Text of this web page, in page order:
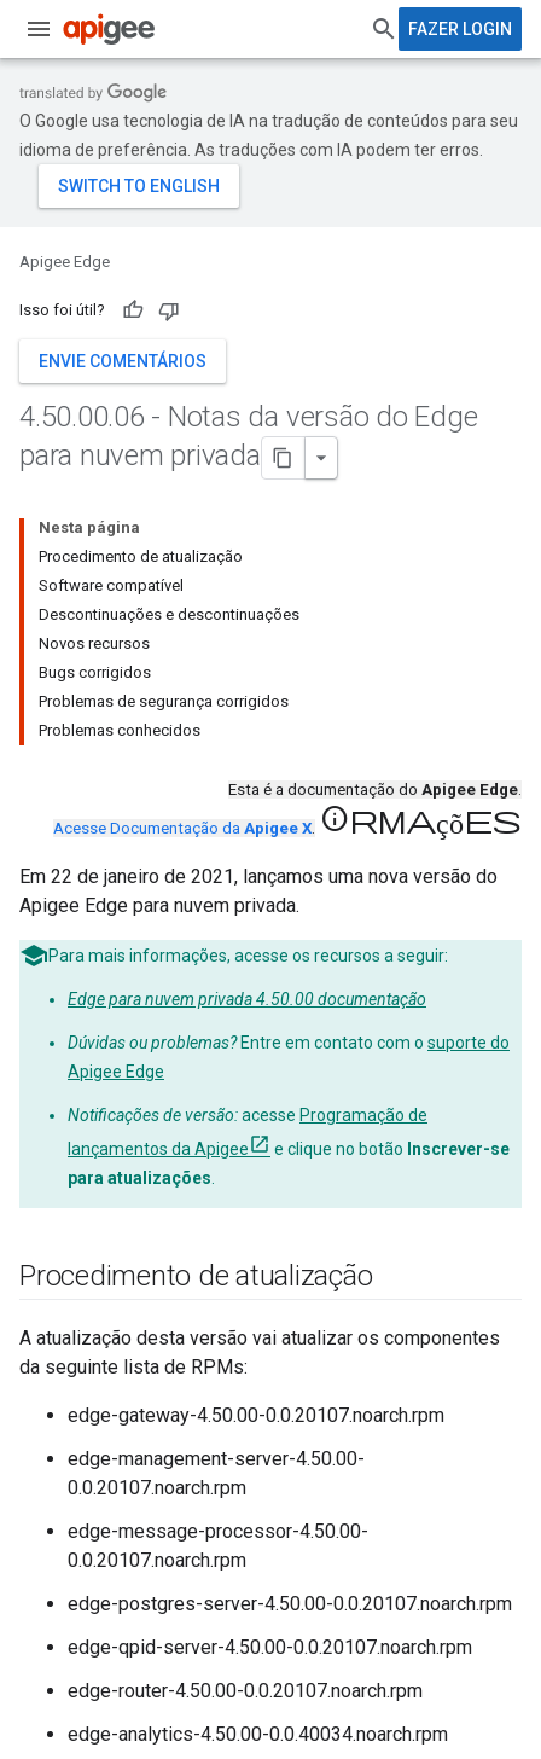
FAZER LOGIN
O Google usa tecnologia de IA na tradução de conteúdos para seu
idioma de preferência. As traduções com IA podem ter erros.
Apigee Edge
Isso foi útil?
ENVIE COMENTÁRIOS
4.50.00.06 - Notas da versão do Edge
para nuvem privada
Nesta página
Procedimento de atualização
Software compatível
Descontinuações e descontinuações
Novos recursos
Bugs corrigidos
Problemas de segurança corrigidos
Problemas conhecidos
Esta é a documentação do Apigee Edge.
Acesse Documentação da Apigee X. informações
Em 22 de janeiro de 2021, lançamos uma nova versão do
Apigee Edge para nuvem privada.
Para mais informações, acesse os recursos a seguir:
Edge para nuvem privada 4.50.00 documentação
Dúvidas ou problemas?Entre em contato com o suporte do
Apigee Edge
Notificações de versão:acesse Programação de
lançamentos da Apigee
e clique no botão Inscrever-se
para atualizações
Procedimento de atualização
A atualização desta versão vai atualizar os componentes
da seguinte lista de RPMs:
edge-gateway-4.50.00-0.0.20107.noarch.rpm
edge-management-server-4.50.00-
0.0.20107.noarch.rpm
edge-message-processor-4.50.00-
0.0.20107.noarch.rpm
edge-postgres-server-4.50.00-0.0.20107.noarch.rpm
edge-qpid-server-4.50.00-0.0.20107.noarch.rpm
edge-router-4.50.00-0.0.20107.noarch.rpm
edge-analytics-4.50.00-0.0.40034.noarch.rpm